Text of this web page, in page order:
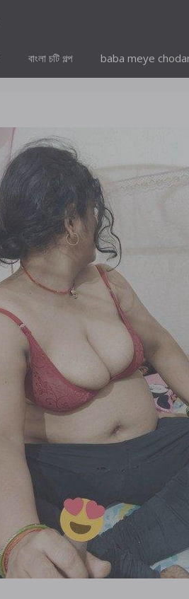
বাংলা চটি গল্প baba meye